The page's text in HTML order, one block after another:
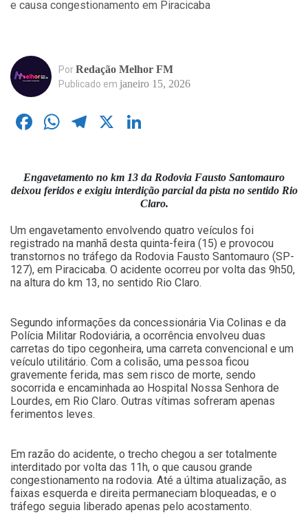
PorRedação Melhor FM
Publicado em janeiro 15, 2026
Facebook
WhatsApp
Telegram
X
Engavetamento no km 13 da Rodovia Fausto Santomauro
deixou feridos e exigiu interdição parcial da pista no sentido Rio
Claro.
Um engavetamento envolvendo quatro veículos foi
registrado na manhã desta quinta-feira (15) e provocou
transtornos no tráfego da Rodovia Fausto Santomauro (SP-
127), em Piracicaba. O acidente ocorreu por volta das 9h50,
na altura do km 13, no sentido Rio Claro.
Segundo informações da concessionária Via Colinas e da
Polícia Militar Rodoviária, a ocorrência envolveu duas
carretas do tipo cegonheira, uma carreta convencional e um
veículo utilitário. Com a colisão, uma pessoa ficou
gravemente ferida, mas sem risco de morte, sendo
socorrida e encaminhada ao Hospital Nossa Senhora de
Lourdes, em Rio Claro. Outras vítimas sofreram apenas
ferimentos leves.
Em razão do acidente, o trecho chegou a ser totalmente
interditado por volta das 11h, o que causou grande
congestionamento na rodovia. Até a última atualização, as
faixas esquerda e direita permaneciam bloqueadas, e o
tráfego seguia liberado apenas pelo acostamento.